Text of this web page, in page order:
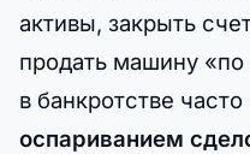
активы, закрыть
продать машину
в банкротстве
оспариванием